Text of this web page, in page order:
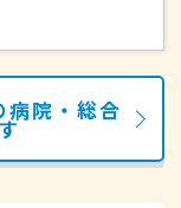
病院・総合